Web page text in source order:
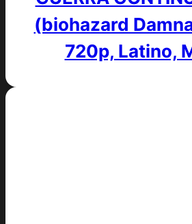
(biohazard
720p, Latino,